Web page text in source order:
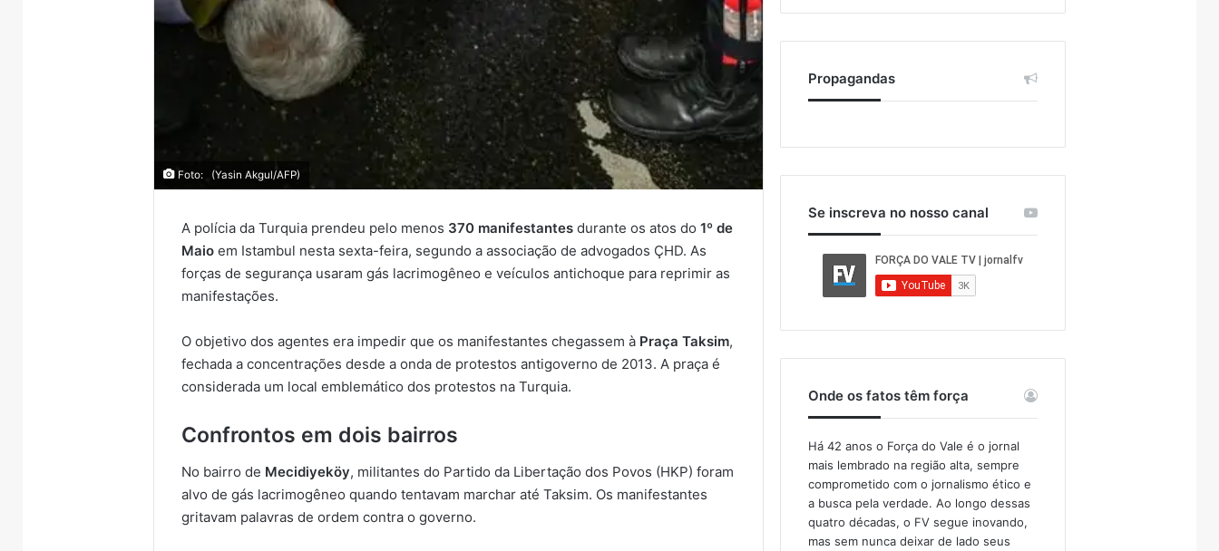
Foto: (Yasin Akgul/AFP)
A polícia da Turquia prendeu pelo menos 370 manifestantes durante os atos do1º de
Maio em Istambul nesta sexta-feira, segundo a associação de advogados ÇHD. As
forças de segurança usaram gás lacrimogêneo e veículos antichoque para reprimir as
manifestações.
O objetivo dos agentes era impedir que os manifestantes chegassem à Praça Taksim,
fechada a concentrações desde a onda de protestos antigoverno de 2013. A praça é
considerada um local emblemático dos protestos na Turquia.
Confrontos em dois bairros
No bairro de Mecidiyeköy, militantes do Partido da Libertação dos Povos (HKP) foram
alvo de gás lacrimogêneo quando tentavam marchar até Taksim. Os manifestantes
gritavam palavras de ordem contra o governo.
Propagandas
Se inscreva no nosso canal
Onde os fatos têm força
Há 42 anos o Força do Vale é o jornal
mais lembrado na região alta, sempre
comprometido com o jornalismo ético e
a busca pela verdade. Ao longo dessas
quatro décadas, o FV segue inovando,
mas sem nunca deixar de lado seus